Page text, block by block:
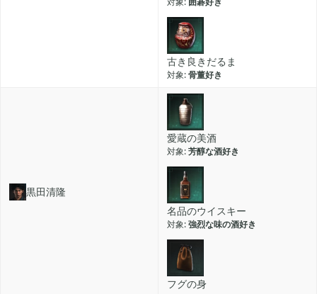
古き良きだるま
骨董好き
黒田清隆
愛蔵の美酒
芳醇な酒好き
名品のウイスキー
強烈な味の酒好き
フグの身